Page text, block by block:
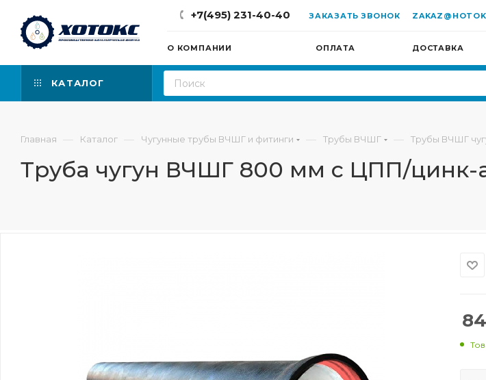
+7(495) 231-40-40 ЗАКАЗАТЬ ЗВОНОК
О КОМПАНИИ ОПЛАТА ДОСТАВКА
КАТАЛОГ
Главная — Каталог — Чугунные трубы ВЧШГ и фитинги — Трубы ВЧШГ — Трубы ВЧШГ
Труба чугун ВЧШГ 800 мм с ЦПП/цинк-